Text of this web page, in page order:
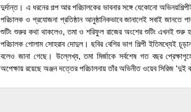
দুর্দান্ত। এ ধরনের গল্প আর পরিচালকের ভাবনার সঙ্গে যেকোনো
পরিচালক ও প্রযোজনা প্রতিষ্ঠান আনুষ্ঠানিকভাবে জানালেই সবাই জানতে
শুটিং শুরুর কথা থাকলেও, তমা ও শরিফুল রাজের অংশের শুটিং এখনই শুরু
পরিচালক গোলাম সোহরাব দোদুল। ছবির বেশির ভাগ শিল্পী ইতিমধ্যেই
বলেও জানা গেছে। উল্লেখ্য, তমা মির্জাকে সর্বশেষ গত বছর
অপেক্ষায় রয়েছে অঞ্জন দত্তের পরিচালনায় তাঁর অভিনীত ওয়েব সিরিজ ‘দুই